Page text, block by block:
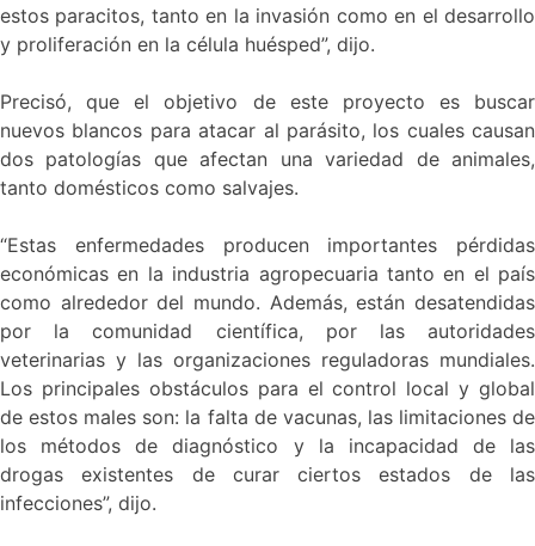
estos paracitos, tanto en la invasión como en el desarrollo
y proliferación en la célula huésped”, dijo.
Precisó, que el objetivo de este proyecto es buscar
nuevos blancos para atacar al parásito, los cuales causan
dos patologías que afectan una variedad de animales,
tanto domésticos como salvajes.
“Estas enfermedades producen importantes pérdidas
económicas en la industria agropecuaria tanto en el país
como alrededor del mundo. Además, están desatendidas
por la comunidad científica, por las autoridades
veterinarias y las organizaciones reguladoras mundiales.
Los principales obstáculos para el control local y global
de estos males son: la falta de vacunas, las limitaciones de
los métodos de diagnóstico y la incapacidad de las
drogas existentes de curar ciertos estados de las
infecciones”, dijo.